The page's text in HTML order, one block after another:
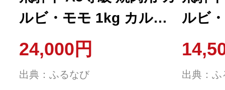
ルビ・モモ 1kg カルビ
カルビ焼肉 カルビ肉 も
も肉 焼肉 焼き肉 やきに
く 焼肉セット 焼肉用 赤
24,000円
出典：ふるなび
ルビ
カル
も肉
く 焼
出典：ふ